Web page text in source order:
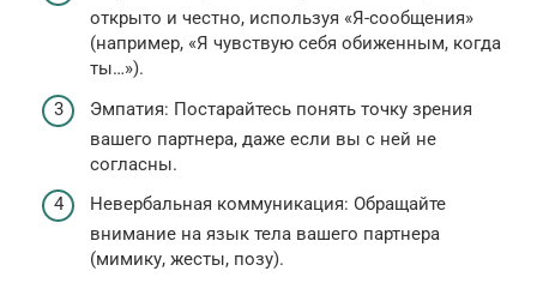
открыто и честно, используя «Я-сообщения»
(например, «Я чувствую себя обиженным, когда
ты…»).
Эмпатия: Постарайтесь понять точку зрения
вашего партнера, даже если вы с ней не
согласны.
Невербальная коммуникация: Обращайте
внимание на язык тела вашего партнера
(мимику, жесты, позу).